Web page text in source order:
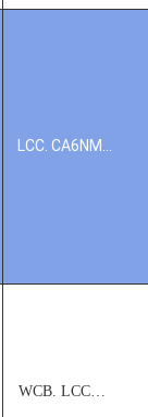
LCC. CA6NM…
WCB. LCC…